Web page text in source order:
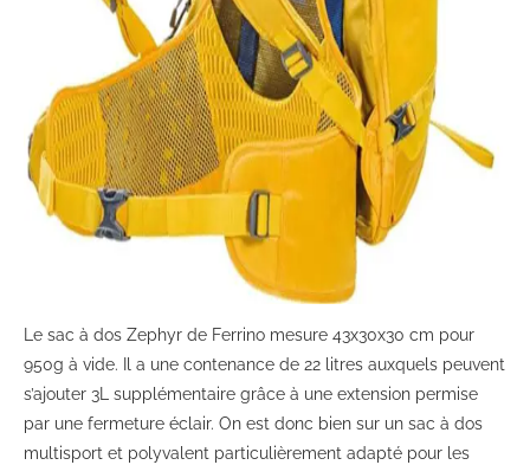
Le sac à dos Zephyr de Ferrino mesure 43x30x30 cm pour
950g à vide. Il a une contenance de 22 litres auxquels peuvent
s’ajouter 3L supplémentaire grâce à une extension permise
par une fermeture éclair. On est donc bien sur un sac à dos
multisport et polyvalent particulièrement adapté pour les